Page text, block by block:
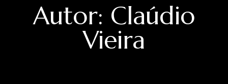
Autor: Claúdio
Vieira